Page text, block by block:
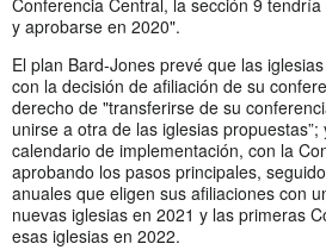
Conferencia Central, la sección 9
y aprobarse en 2020".
El plan Bard-Jones prevé que las
con la decisión de afiliación de su
derecho de "transferirse de su
unirse a otra de las iglesias
calendario de implementación, con la
aprobando los pasos principales,
anuales que eligen sus afiliaciones con
nuevas iglesias en 2021 y las primeras
esas iglesias en 2022.